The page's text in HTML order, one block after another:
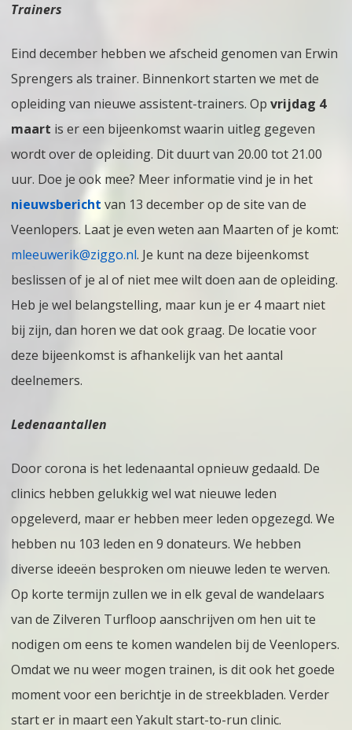
Trainers
Eind december hebben we afscheid genomen van Erwin
Sprengers als trainer. Binnenkort starten we met de
opleiding van nieuwe assistent-trainers. Op vrijdag 4
maart is er een bijeenkomst waarin uitleg gegeven
wordt over de opleiding. Dit duurt van 20.00 tot 21.00
uur. Doe je ook mee? Meer informatie vind je in het
nieuwsbericht van 13 december op de site van de
Veenlopers. Laat je even weten aan Maarten of je komt:
mleeuwerik@ziggo.nl. Je kunt na deze bijeenkomst
beslissen of je al of niet mee wilt doen aan de opleiding.
Heb je wel belangstelling, maar kun je er 4 maart niet
bij zijn, dan horen we dat ook graag. De locatie voor
deze bijeenkomst is afhankelijk van het aantal
deelnemers.
Ledenaantallen
Door corona is het ledenaantal opnieuw gedaald. De
clinics hebben gelukkig wel wat nieuwe leden
opgeleverd, maar er hebben meer leden opgezegd. We
hebben nu 103 leden en 9 donateurs. We hebben
diverse ideeën besproken om nieuwe leden te werven.
Op korte termijn zullen we in elk geval de wandelaars
van de Zilveren Turfloop aanschrijven om hen uit te
nodigen om eens te komen wandelen bij de Veenlopers.
Omdat we nu weer mogen trainen, is dit ook het goede
moment voor een berichtje in de streekbladen. Verder
start er in maart een Yakult start-to-run clinic.